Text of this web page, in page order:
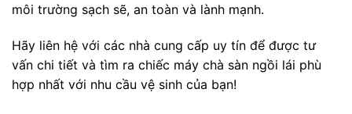
môi trường sạch sẽ, an toàn và lành mạnh.
Hãy liên hệ với các nhà cung cấp uy tín để được tư
vấn chi tiết và tìm ra chiếc máy chà sàn ngồi lái phù
hợp nhất với nhu cầu vệ sinh của bạn!